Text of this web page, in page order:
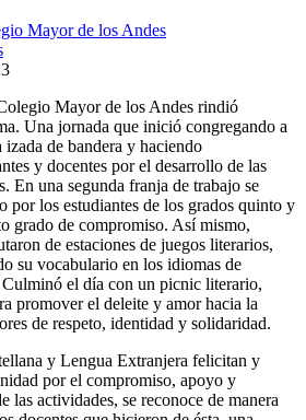
Mayor de los Andes
Mayor de los Andes rindió
Una jornada que inició congregando a
de bandera y haciendo
y docentes por el desarrollo de las
En una segunda franja de trabajo se
por los estudiantes de los grados quinto y
grado de compromiso. Así mismo,
de estaciones de juegos literarios,
su vocabulario en los idiomas de
el día con un picnic literario,
promover el deleite y amor hacia la
de respeto, identidad y solidaridad.
y Lengua Extranjera felicitan y
por el compromiso, apoyo y
las actividades, se reconoce de manera